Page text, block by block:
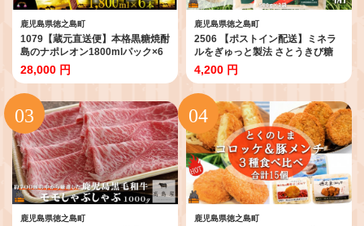
鹿児島県徳之島町
1079【蔵元直送便】本格黒糖焼酎
島のナポレオン1800mlパック×6
本 ( 蔵元直送 酒 プリン体ゼロ 糖
質ゼロ 奄美 徳之島 鹿児島 晩酌 和
食 洋食 島のナポレオン 奄美大島
にしかわ酒造 )
28,000 円
鹿児島県徳之島町
2506 【ポストイン配送】ミネラ
ルをぎゅっと製法 さとうきび糖
素焚糖（すだきとう）（500g×2
袋） ( 砂糖 さとうきび糖 ミネラル
砂糖 黒砂糖 お料理 お菓子づくり
徳之島 鹿児島 奄美 ポストイン配
送 レターパックライト 大東製糖 )
4,200 円
鹿児島県徳之島町 鹿児島県徳之島町